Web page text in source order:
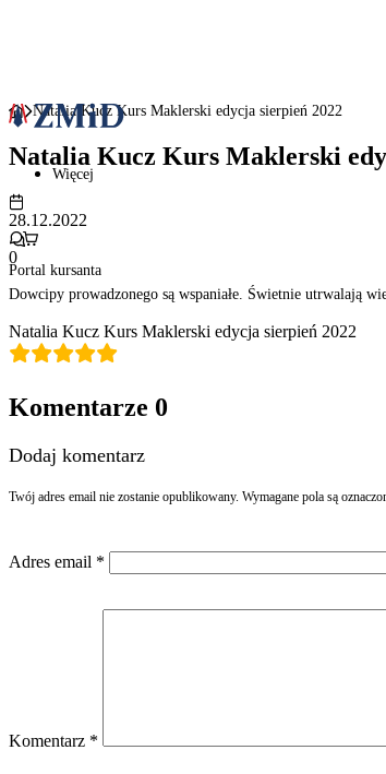
Więcej
Portal kursanta
Natalia Kucz Kurs Maklerski edycja sierpień 2022
Natalia Kucz Kurs Maklerski
28.12.2022
0
Dowcipy prowadzonego są wspaniałe. Świetnie utrwalają
Natalia Kucz Kurs Maklerski edycja sierpień 2022
Komentarze 0
Dodaj komentarz
Twój adres email nie zostanie opublikowany. Wymagane pola są
Komentarz *
Adres email *